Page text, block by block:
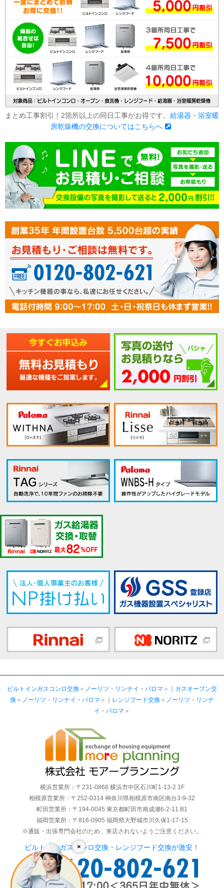
まとめ工事割引！2箇所以上の同日工事がお得です。 給湯器・浴室暖
房乾燥機の交換についてはこちらへ
×
ビルトインガスコンロ交換 ＜ ノーリツ ・ リンナイ ・ パロマ ＞｜ ガスオーブン交
換 ＜ ノーリツ ・ リンナイ ・ パロマ ＞｜ レンジフード交換 ＜ ノーリツ ・ リンナ
イ ・ パロマ ＞
横浜営業所：〒231-0868 横浜市中区石川町1-13-2 1F
相模原営業所：〒252-0314 神奈川県相模原市南区南台3-9-32
町田営業所：〒194-0045 東京都町田市南成瀬6-2-11 B1
福岡営業所：〒816-0905 福岡県大野城市川久保1-17-15
※通販・出張専門会社のため、来店されないようご注意ください。
ビルトインガスコンロ交換・レンジフード交換が激安！